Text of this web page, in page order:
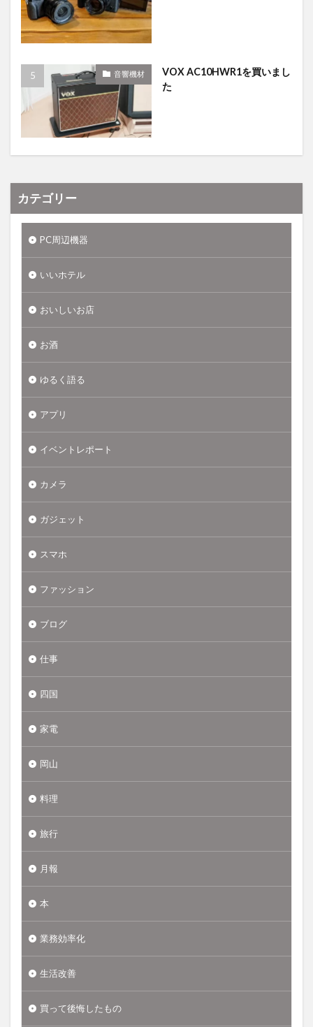
音響機材
VOX AC10HWR1を買いまし
た
カテゴリー
PC周辺機器
いいホテル
おいしいお店
お酒
ゆるく語る
アプリ
イベントレポート
カメラ
ガジェット
スマホ
ファッション
ブログ
仕事
四国
家電
岡山
料理
旅行
月報
本
業務効率化
生活改善
買って後悔したもの